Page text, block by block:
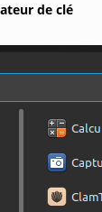
de clé